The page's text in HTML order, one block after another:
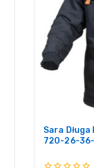
Sara
720-26-36-